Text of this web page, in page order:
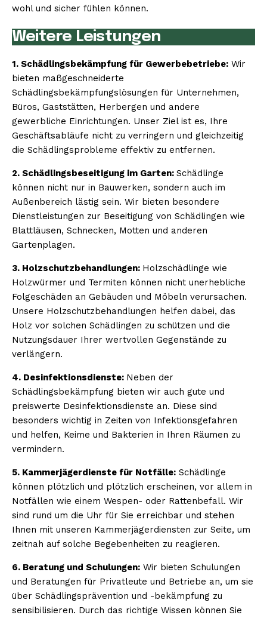
wohl und sicher fühlen können.
Weitere Leistungen
1. Schädlingsbekämpfung für Gewerbebetriebe: Wir
bieten maßgeschneiderte
Schädlingsbekämpfungslösungen für Unternehmen,
Büros, Gaststätten, Herbergen und andere
gewerbliche Einrichtungen. Unser Ziel ist es, Ihre
Geschäftsabläufe nicht zu verringern und gleichzeitig
die Schädlingsprobleme effektiv zu entfernen.
2. Schädlingsbeseitigung im Garten: Schädlinge
können nicht nur in Bauwerken, sondern auch im
Außenbereich lästig sein. Wir bieten besondere
Dienstleistungen zur Beseitigung von Schädlingen wie
Blattläusen, Schnecken, Motten und anderen
Gartenplagen.
3. Holzschutzbehandlungen: Holzschädlinge wie
Holzwürmer und Termiten können nicht unerhebliche
Folgeschäden an Gebäuden und Möbeln verursachen.
Unsere Holzschutzbehandlungen helfen dabei, das
Holz vor solchen Schädlingen zu schützen und die
Nutzungsdauer Ihrer wertvollen Gegenstände zu
verlängern.
4. Desinfektionsdienste: Neben der
Schädlingsbekämpfung bieten wir auch gute und
preiswerte Desinfektionsdienste an. Diese sind
besonders wichtig in Zeiten von Infektionsgefahren
und helfen, Keime und Bakterien in Ihren Räumen zu
vermindern.
5. Kammerjägerdienste für Notfälle: Schädlinge
können plötzlich und plötzlich erscheinen, vor allem in
Notfällen wie einem Wespen- oder Rattenbefall. Wir
sind rund um die Uhr für Sie erreichbar und stehen
Ihnen mit unseren Kammerjägerdiensten zur Seite, um
zeitnah auf solche Begebenheiten zu reagieren.
6. Beratung und Schulungen: Wir bieten Schulungen
und Beratungen für Privatleute und Betriebe an, um sie
über Schädlingsprävention und -bekämpfung zu
sensibilisieren. Durch das richtige Wissen können Sie